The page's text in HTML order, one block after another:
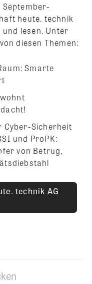
heute. technik
und lesen. Unter
diesen Themen:
Smarte
Sicherheit
und ProPK:
von Betrug,
technik AG